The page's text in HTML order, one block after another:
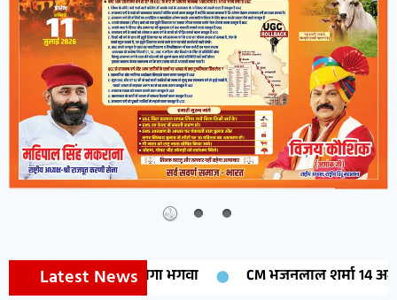
Latest NewsCM भजनलाल शर्मा 14 अगस्त को मेघासर में करेंगे